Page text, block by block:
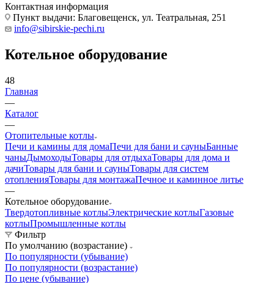
Контактная информация
Пункт выдачи: Благовещенск, ул. Театральная, 251
info@sibirskie-pechi.ru
Котельное оборудование
48
Главная
—
Каталог
—
Отопительные котлы
Печи и камины для домаПечи для бани и сауныБанные
чаныДымоходыТовары для отдыхаТовары для дома и
дачиТовары для бани и сауныТовары для систем
отопленияТовары для монтажаПечное и каминное литье
—
Котельное оборудование
Твердотопливные котлыЭлектрические котлыГазовые
котлыПромышленные котлы
Фильтр
По умолчанию (возрастание)
По популярности (убывание)
По популярности (возрастание)
По цене (убывание)